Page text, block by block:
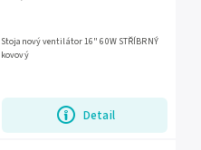
Detail
Stojanový ventilátor 16" 60W STŘÍBRNÝ
kovový